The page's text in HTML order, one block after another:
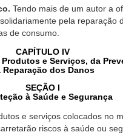
Tendo mais de um autor a
pela reparação
de consumo.
CAPÍTULO IV
e Serviços, da
Reparação dos Danos
SEÇÃO I
à Saúde e Segurança
e serviços colocados no
riscos à saúde ou